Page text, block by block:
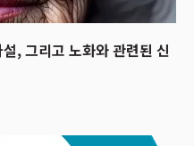
, 그리고 노화와 관련된 신